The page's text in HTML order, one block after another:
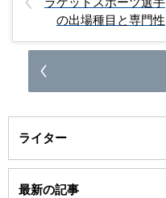
の出場種目と専門性
ライター
最新の記事